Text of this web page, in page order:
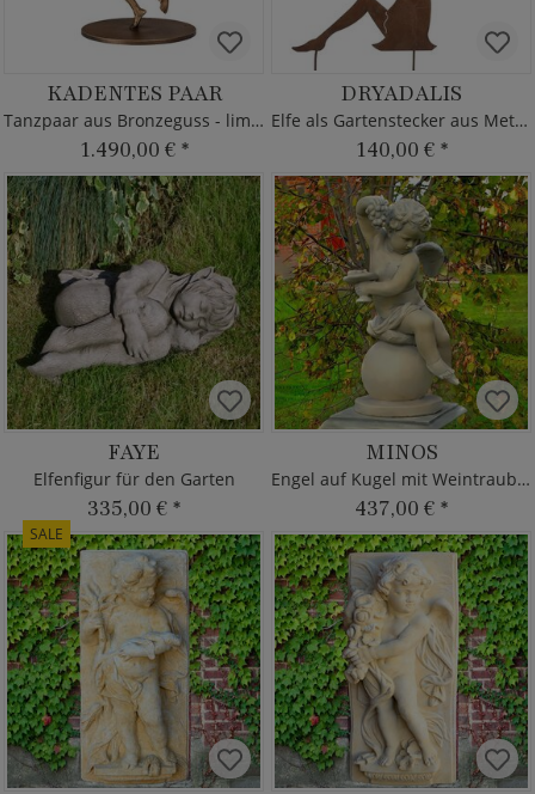
KADENTES PAAR
Tanzpaar aus Bronzeguss - limitierte Edition
1.490,00 € *
DRYADALIS
Elfe als Gartenstecker aus Metall
140,00 € *
FAYE
Elfenfigur für den Garten
335,00 € *
MINOS
Engel auf Kugel mit Weintrauben
437,00 € *
SALE